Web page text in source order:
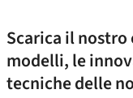
Scarica il
modelli, le
tecniche delle